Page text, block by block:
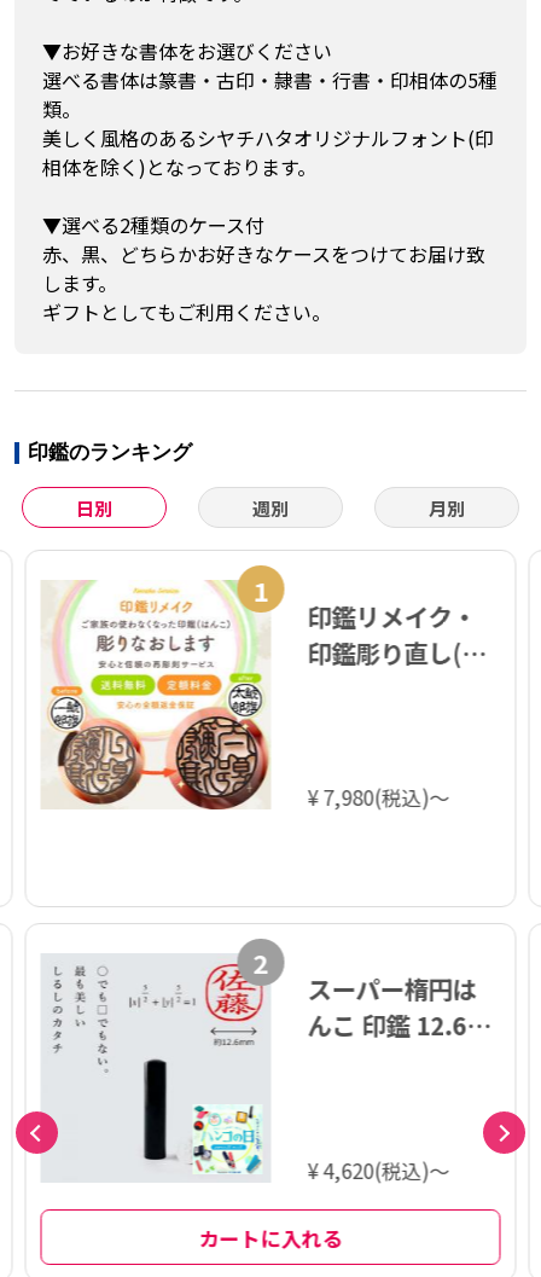
▼お好きな書体をお選びください
選べる書体は篆書・古印・隷書・行書・印相体の5種
類。
美しく風格のあるシヤチハタオリジナルフォント(印
相体を除く)となっております。
▼選べる2種類のケース付
赤、黒、どちらかお好きなケースをつけてお届け致
します。
ギフトとしてもご利用ください。
印鑑のランキング
日別 週別 月別
1
印鑑リメイク・
印鑑彫り直し(改
¥ 7,980(税込)～
2
スーパー楕円は
んこ 印鑑 12.6ミ
¥ 4,620(税込)～
カートに入れる